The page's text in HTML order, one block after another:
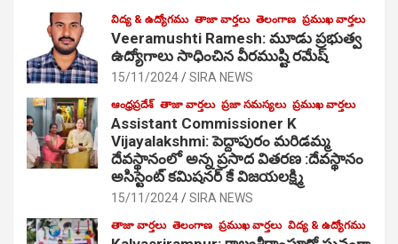
విద్య & ఉద్యోగము తాజా వార్తలు తెలంగాణ ప్రముఖ వార్తలు
Veeramushti Ramesh: మూడు ప్రభుత్వ
ఉద్యోగాలు సాధించిన వీరముష్టి రమేష్
15/11/2024 SIRA NEWS
ఆంధ్రప్రదేశ్ తాజా వార్తలు ప్రజా సమస్యలు ప్రముఖ వార్తలు
Assistant Commissioner K
Vijayalakshmi: పెద్దాపురం మరిడమ్మ
దేవస్థానంలో అన్న ప్రసాద వితరణ :దేవస్థానం
అసిస్టెంట్ కమిషనర్ కే విజయలక్ష్మి
15/11/2024 SIRA NEWS
తాజా వార్తలు తెలంగాణ ప్రముఖ వార్తలు విద్య & ఉద్యోగము